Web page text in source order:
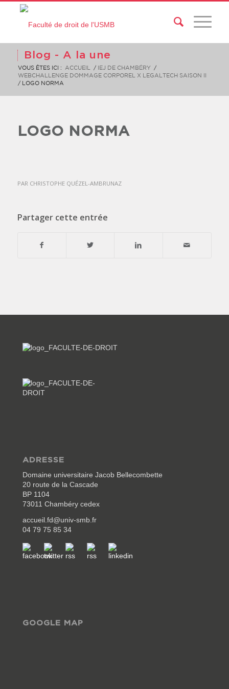
Blog - A la une
VOUS ÊTES ICI : ACCUEIL / IEJ DE CHAMBÉRY
/
WEBCHALLENGE DOMMAGE CORPOREL X LEGALTECH SAISON II
/ LOGO NORMA
LOGO NORMA
PAR CHRISTOPHE QUÉZEL-AMBRUNAZ
Partager cette entrée
ADRESSE
Domaine universitaire Jacob Bellecombette
20 route de la Cascade
BP 1104
73011 Chambéry cedex
accueil.fd@univ-smb.fr
04 79 75 85 34
GOOGLE MAP